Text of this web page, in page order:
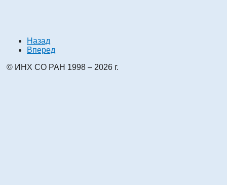
Назад
Вперед
© ИНХ СО РАН 1998 – 2026 г.